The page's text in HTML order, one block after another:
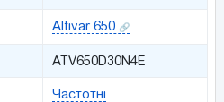
Altivar 650
ATV650D30N4E
Частотні